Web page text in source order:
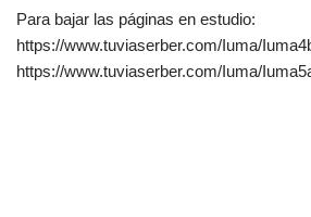
Para bajar las páginas en estudio:
https://www.tuviaserber.com/Iuma/
https://www.tuviaserber.com/Iuma/